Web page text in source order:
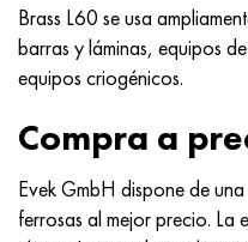
Brass L60 se usa
barras y láminas, equipos
equipos criogénicos.
Compra a
Evek GmbH dispone de
ferrosas al mejor precio. La
Nimónico 263
Haynes 188
Haynes 230
AM-355 - ams 5547
Ascoloy griego 418
Tubería resistente a la
50X14MF
90X18MF
95X18
38x2n2ma, 34CrNiMo6,
38hs, 37hs
38XA, 37Cr4, AISI 5135